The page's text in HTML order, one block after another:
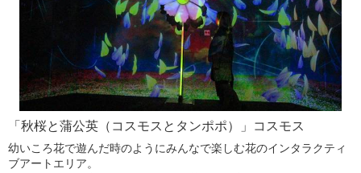
「秋桜と蒲公英（コスモスとタンポポ）」コスモス
幼いころ花で遊んだ時のようにみんなで楽しむ花のインタラクティ
ブアートエリア。